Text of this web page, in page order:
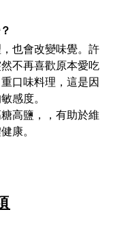
也會改變味覺。許
不再喜歡原本愛吃
口味料理，這是因
感度。
高鹽，，有助於維
康。